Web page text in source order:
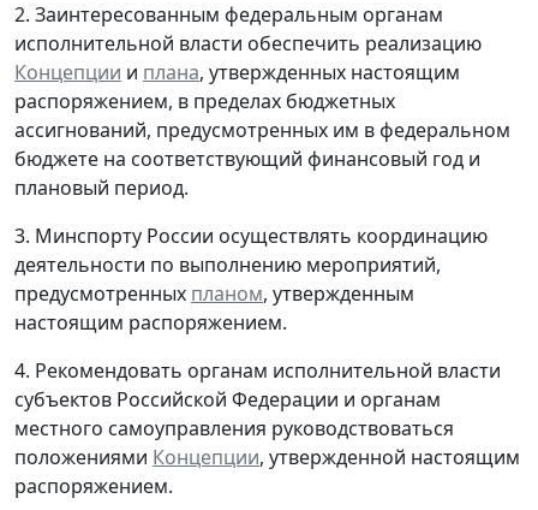
2. Заинтересованным федеральным органам
исполнительной власти обеспечить реализацию
Концепции и плана, утвержденных настоящим
распоряжением, в пределах бюджетных
ассигнований, предусмотренных им в федеральном
бюджете на соответствующий финансовый год и
плановый период.
3. Минспорту России осуществлять координацию
деятельности по выполнению мероприятий,
предусмотренных планом, утвержденным
настоящим распоряжением.
4. Рекомендовать органам исполнительной власти
субъектов Российской Федерации и органам
местного самоуправления руководствоваться
положениями Концепции, утвержденной настоящим
распоряжением.